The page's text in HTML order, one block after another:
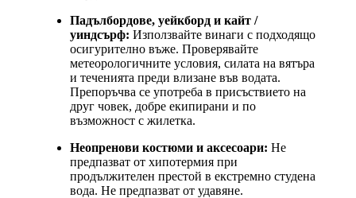
Падълбордове, уейкборд и кайт /
уиндсърф: Използвайте винаги с подходящо
осигурително въже. Проверявайте
метеорологичните условия, силата на вятъра
и теченията преди влизане във водата.
Препоръчва се употреба в присъствието на
друг човек, добре екипирани и по
възможност с жилетка.
Неопренови костюми и аксесоари: Не
предпазват от хипотермия при
продължителен престой в екстремно студена
вода. Не предпазват от удавяне.